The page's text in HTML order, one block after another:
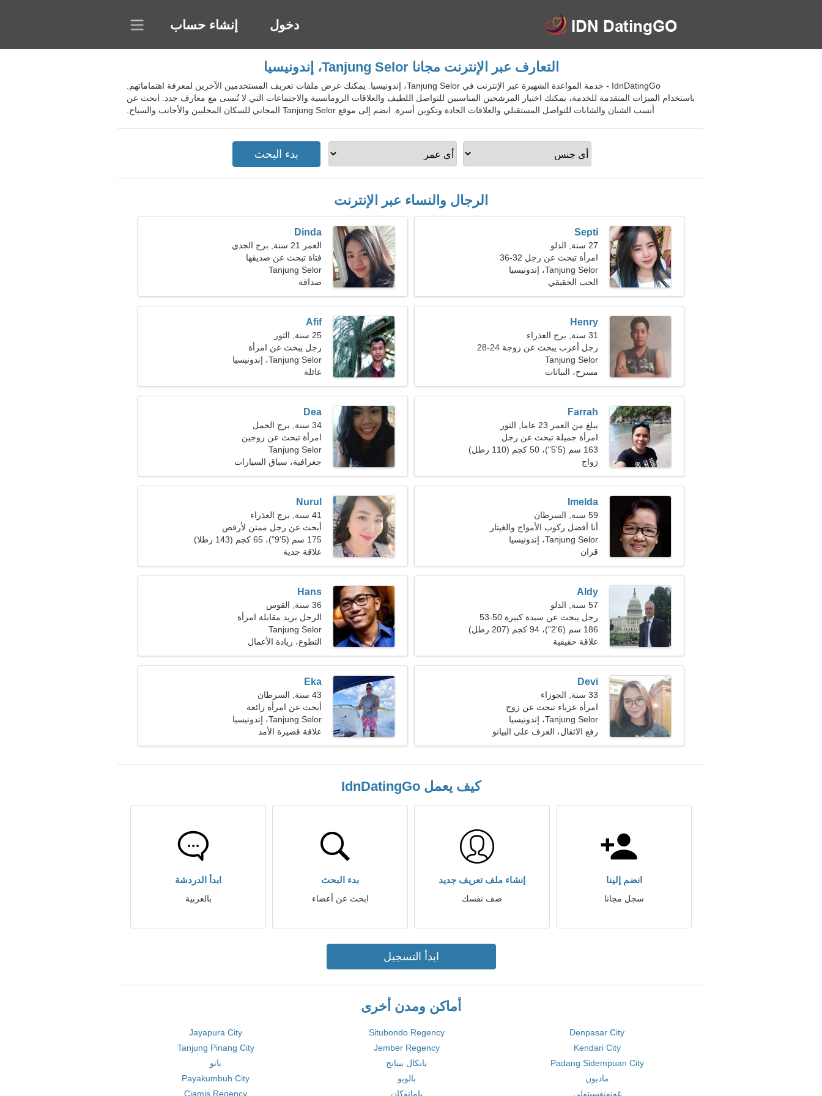
دخول إنشاء حساب
التعارف عبر الإنترنت مجانا Tanjung Selor، إندونيسيا
IdnDatingGo - خدمة المواعدة الشهيرة عبر الإنترنت في Tanjung Selor، إندونيسيا. يمكنك عرض ملفات تعريف المستخدمين الآخرين لمعرفة اهتماماتهم.
باستخدام الميزات المتقدمة للخدمة، يمكنك اختيار المرشحين المناسبين للتواصل اللطيف والعلاقات الرومانسية والاجتماعات التي لا تُنسى مع معارف جدد. ابحث عن
أنسب الشبان والشابات للتواصل المستقبلي والعلاقات الجادة وتكوين أسرة. انضم إلى موقع Tanjung Selor المجاني للسكان المحليين والأجانب والسياح.
الرجال والنساء عبر الإنترنت
Septi
27 سنة, الدلو
امرأة تبحث عن رجل 32-36
Tanjung Selor، إندونيسيا
الحب الحقيقي
Dinda
العمر 21 سنة, برج الجدي
فتاة تبحث عن صديقها
Tanjung Selor
صداقة
Henry
31 سنة, برج العذراء
رجل أعزب يبحث عن زوجة 24-28
Tanjung Selor
مسرح، النباتات
Afif
25 سنة, الثور
رجل يبحث عن امرأة
Tanjung Selor، إندونيسيا
عائلة
Farrah
يبلغ من العمر 23 عاما, الثور
امرأة جميلة تبحث عن رجل
163 سم (5'5")، 50 كجم (110 رطل)
زواج
Dea
34 سنة, برج الحمل
امرأة تبحث عن زوجين
Tanjung Selor
جغرافية، سباق السيارات
Imelda
59 سنة, السرطان
أنا أفضل ركوب الأمواج والغيتار
Tanjung Selor، إندونيسيا
قران
Nurul
41 سنة, برج العذراء
أبحث عن رجل ممتن لأرقص
175 سم (5'9")، 65 كجم (143 رطلا)
علاقة جدية
Aldy
57 سنة, الدلو
رجل يبحث عن سيدة كبيرة 50-53
186 سم (6'2")، 94 كجم (207 رطل)
علاقة حقيقية
Hans
36 سنة, القوس
الرجل يريد مقابلة امرأة
Tanjung Selor
التطوع، ريادة الأعمال
Devi
33 سنة, الجوزاء
امرأة عزباء تبحث عن زوج
Tanjung Selor، إندونيسيا
رفع الاثقال، العزف على البيانو
Eka
43 سنة, السرطان
أبحث عن امرأة رائعة
Tanjung Selor، إندونيسيا
علاقة قصيرة الأمد
كيف يعمل IdnDatingGo
انضم إلينا
سجل مجانا
إنشاء ملف تعريف جديد
صف نفسك
بدء البحث
ابحث عن أعضاء
ابدأ الدردشة
بالعربية
ابدأ التسجيل
أماكن ومدن أخرى
Denpasar City
Situbondo Regency
Jayapura City
Kendari City
Jember Regency
Tanjung Pinang City
Padang Sidempuan City
بانكال بينانج
باتو
ماديون
بالوبو
Payakumbuh City
غونونغسيتولي
بامانوكان Ciamis Regency